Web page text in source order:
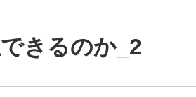
きるのか_2